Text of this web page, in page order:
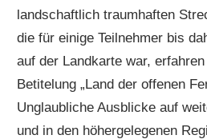
landschaftlich traumhaften
die für einige Teilnehmer bis
auf der Landkarte war,
Betitelung „Land der offenen
Unglaubliche Ausblicke auf
und in den höhergelegenen